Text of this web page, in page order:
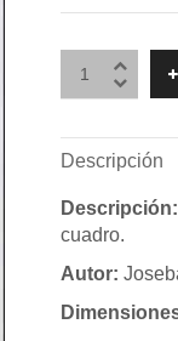
Descripción
Descripción:
cuadro.
Autor: